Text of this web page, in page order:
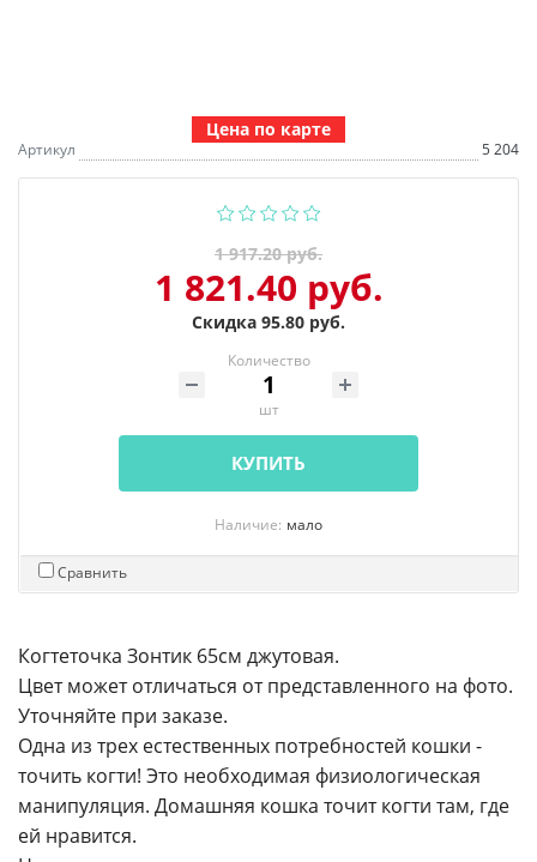
Цена по карте
Артикул 5 204
1 917.20 руб.
1 821.40 руб.
Скидка 95.80 руб.
Количество
шт
КУПИТЬ
Наличие: мало
Сравнить
Когтеточкa Зонтик 65см джутовая.
Цвет может отличаться от представленного на фото.
Уточняйте при заказе.
Одна из трех естественных потребностей кошки -
точить когти! Это необходимая физиологическая
манипуляция. Домашняя кошка точит когти там, где
ей нравится.